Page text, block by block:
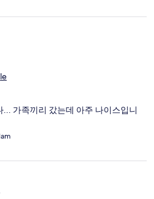
가족끼리 갔는데 아주 나이스입니